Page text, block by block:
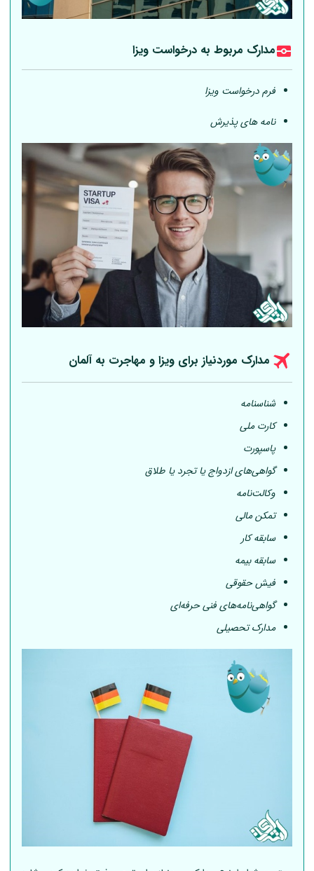
مدارک مربوط به درخواست ویزا
فرم درخواست ویزا
نامه های پذیرش
مدارک موردنیاز برای ویزا و مهاجرت بهآلمان
شناسنامه
کارت ملی
پاسپورت
گواهی‌های ازدواج یا تجرد یا طلاق
وکالت‌نامه
تمکن مالی
سابقه کار
سابقه بیمه
فیش حقوقی
گواهی‌نامه‌های فنی حرفه‌ای
مدارک تحصیلی